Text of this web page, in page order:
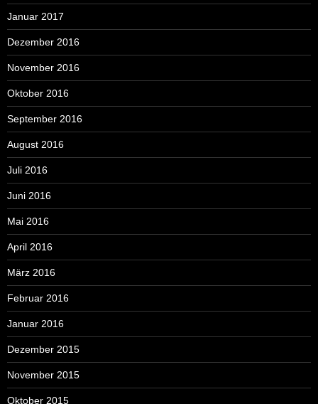
Januar 2017
Dezember 2016
November 2016
Oktober 2016
September 2016
August 2016
Juli 2016
Juni 2016
Mai 2016
April 2016
März 2016
Februar 2016
Januar 2016
Dezember 2015
November 2015
Oktober 2015